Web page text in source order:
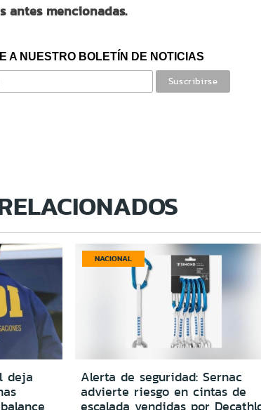
antes mencionadas.
A NUESTRO BOLETÍN DE NOTICIAS
deja
NACIONAL
Alerta de seguridad: Sernac
advierte riesgo en cintas de
escalada vendidas por